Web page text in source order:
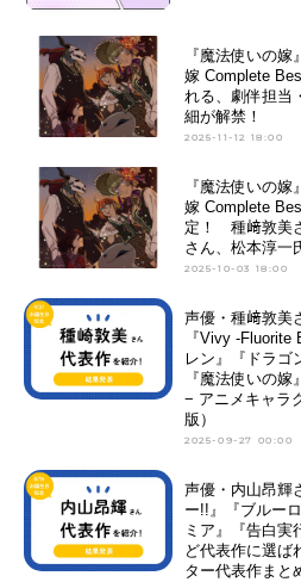
『魔法使いの
嫁 Complete
れる、劇伴担当
細が解禁！
2025-11-12 18:00
『魔法使いの
嫁 Complete
定！ 種﨑敦美
さん、松本淳一
2025-10-03 18:00
声優・種﨑敦美
『Vivy -Fluorite
レン』『ドラゴ
『魔法使いの
− アニメキャラ
版）
2025-09-27 00:00
声優・内山昂輝
ー!!』『ブルー
ミア』『告白実
ど代表作に選ば
ター代表作まと